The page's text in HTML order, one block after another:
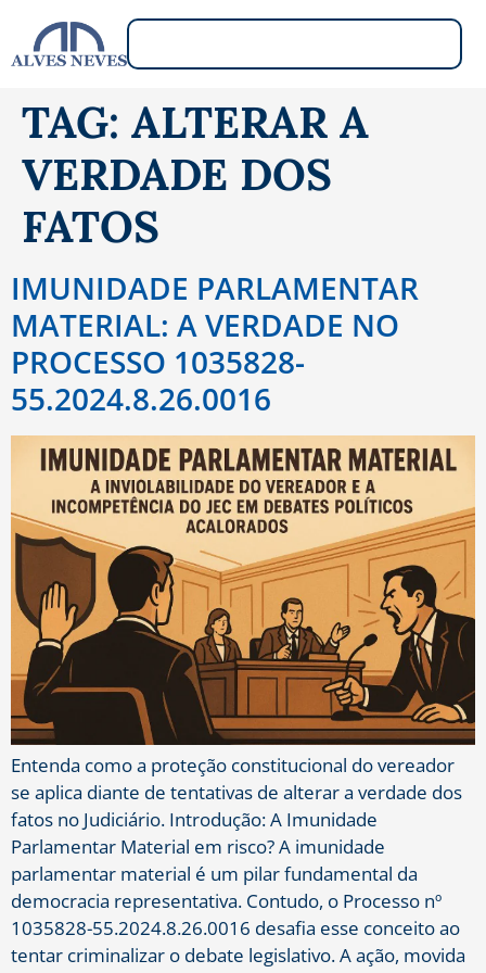
TAG: ALTERAR A
VERDADE DOS
FATOS
IMUNIDADE PARLAMENTAR
MATERIAL: A VERDADE NO
PROCESSO 1035828-
55.2024.8.26.0016
Entenda como a proteção constitucional do vereador
se aplica diante de tentativas de alterar a verdade dos
fatos no Judiciário. Introdução: A Imunidade
Parlamentar Material em risco? A imunidade
parlamentar material é um pilar fundamental da
democracia representativa. Contudo, o Processo nº
1035828-55.2024.8.26.0016 desafia esse conceito ao
tentar criminalizar o debate legislativo. A ação, movida